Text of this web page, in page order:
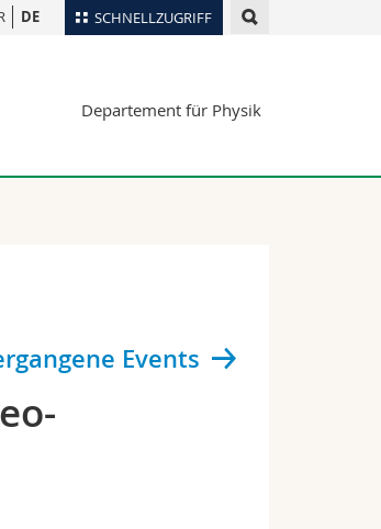
SCHNELLZUGRIFF
Ortsplan
Webmail
DE
Departement für Physik
Events